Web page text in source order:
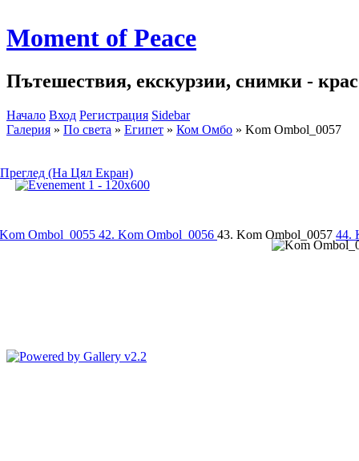
Moment of Peace
Пътешествия, екскурзии, снимки -
Начало Вход Регистрация Sidebar
Галерия » По света » Египет » Ком Омбо » Kom Ombol_0057
Преглед (На Цял Екран)
Ombol_0055 42. Kom Ombol_0056 43. Kom Ombol_0057 44.